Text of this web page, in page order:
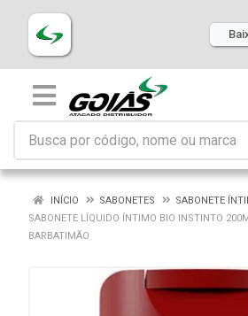
INÍCIO SABONETES
SABONETE
SABONETE LÍQUIDO ÍNTIMO BIO INSTINTO
BARBATIMÃO